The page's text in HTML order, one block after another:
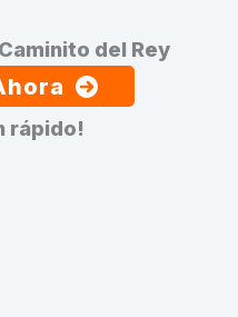
del Rey
rápido!